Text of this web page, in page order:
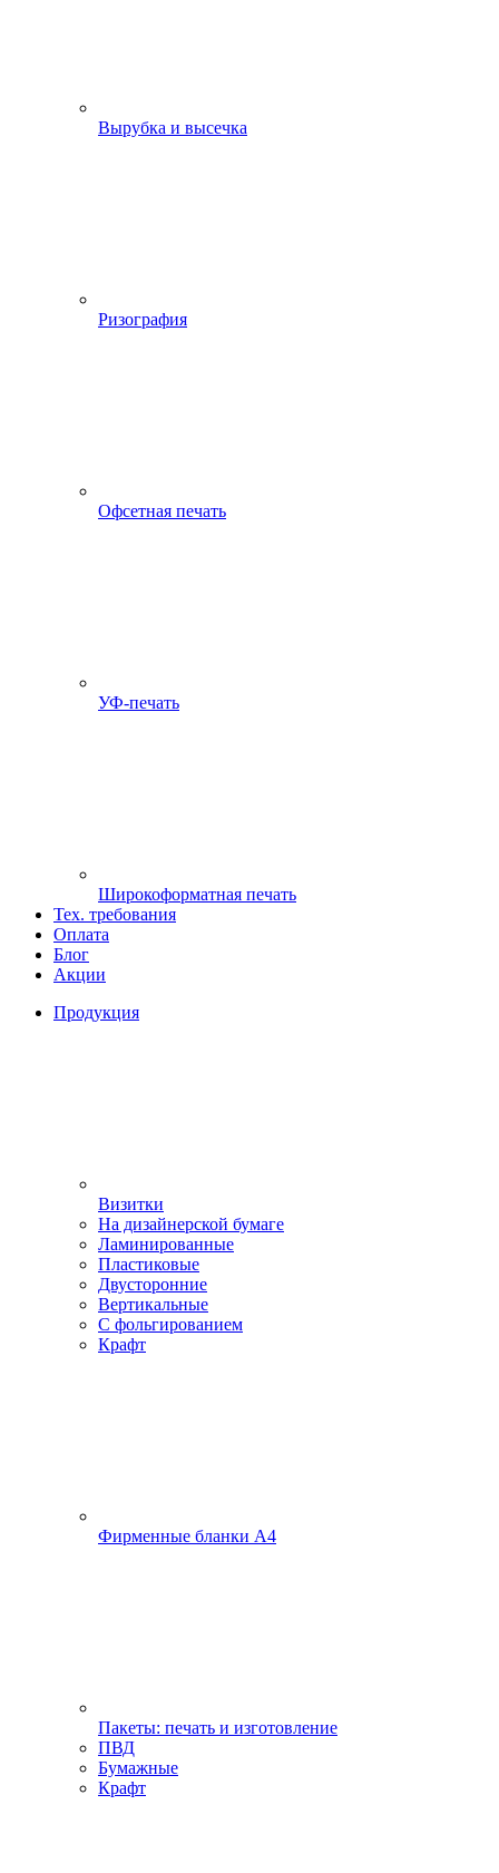
Вырубка и высечка
Ризография
Офсетная печать
УФ-печать
Широкоформатная печать
Тех. требования
Оплата
Блог
Акции
Продукция
Визитки
На дизайнерской бумаге
Ламинированные
Пластиковые
Двусторонние
Вертикальные
С фольгированием
Крафт
Фирменные бланки А4
Пакеты: печать и изготовление
ПВД
Бумажные
Крафт